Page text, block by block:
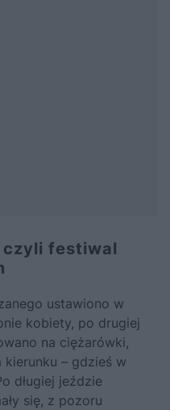
czyli festiwal
ustawiono w
kobiety, po drugiej
na ciężarówki,
kierunku – gdzieś w
długiej jeździe
się, z pozoru